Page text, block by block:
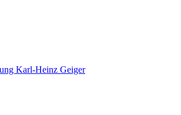
Karl-Heinz Geiger